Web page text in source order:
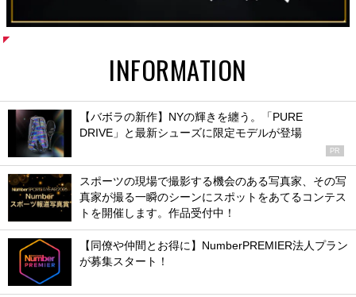
INFORMATION
【バボラの新作】NYの輝きを纏う。「PURE
DRIVE」と最新シューズに限定モデルが登場
PR
スポーツの現場で撮影する機会のある写真家、その写
真家が撮る一瞬のシーンにスポットをあてるコンテス
トを開催します。作品受付中！
【同僚や仲間とお得に】NumberPREMIER法人プラン
が募集スタート！